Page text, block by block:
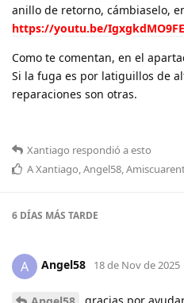
anillo de retorno, cámbiaselo,
https://youtu.be/
Como te comentan, en el
Si la fuga es por latiguillos de
reparaciones son otras.
Xantiago respondió a esto
AXantiago Angel58
6 DÍAS MÁS TARDE
A Angel58 18 de Nov de 2025
gracias por